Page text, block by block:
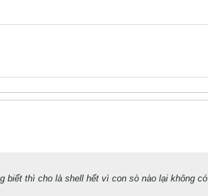
biết thì cho là shell hết vì con sò nào lại không có